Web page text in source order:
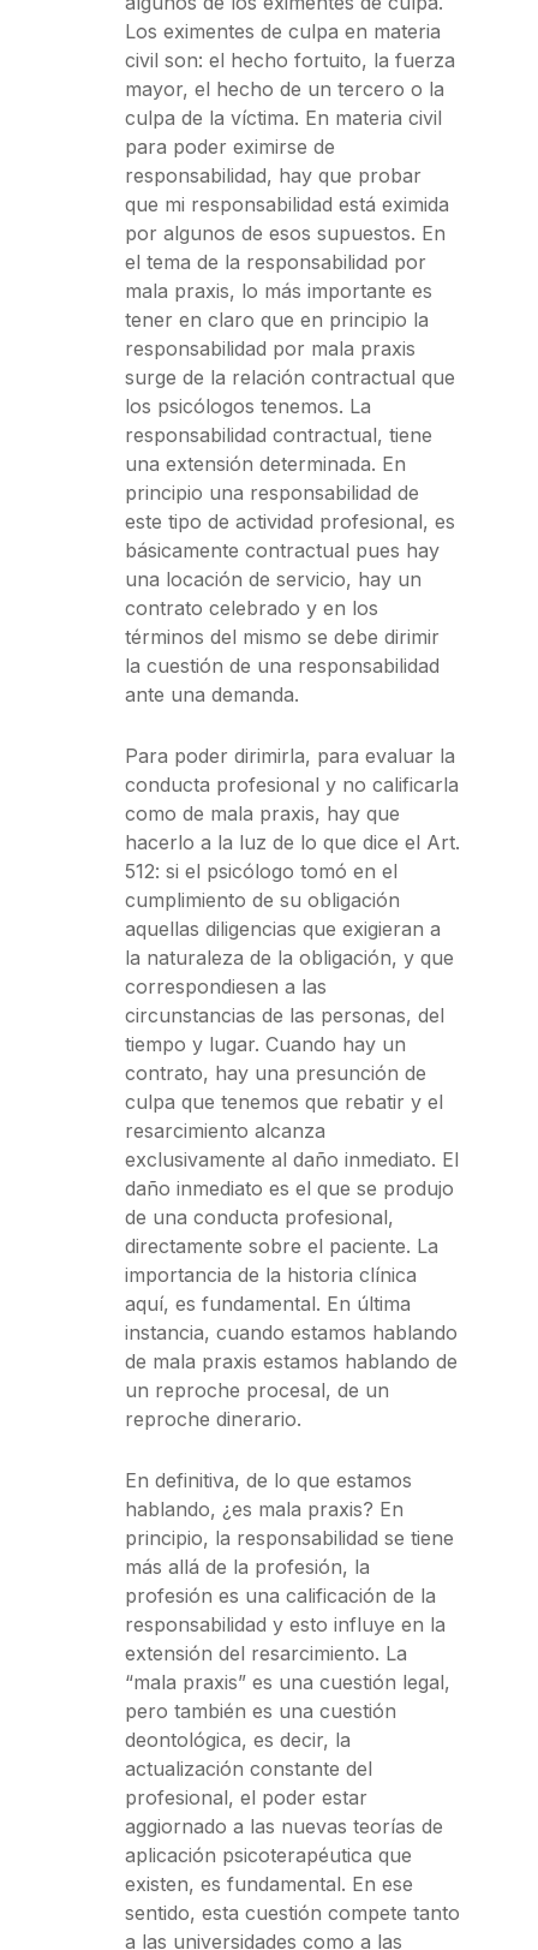
Los eximentes de culpa en materia
civil son: el hecho fortuito, la fuerza
mayor, el hecho de un tercero o la
culpa de la víctima. En materia civil
para poder eximirse de
responsabilidad, hay que probar
que mi responsabilidad está eximida
por algunos de esos supuestos. En
el tema de la responsabilidad por
mala praxis, lo más importante es
tener en claro que en principio la
responsabilidad por mala praxis
surge de la relación contractual que
los psicólogos tenemos. La
responsabilidad contractual, tiene
una extensión determinada. En
principio una responsabilidad de
este tipo de actividad profesional, es
básicamente contractual pues hay
una locación de servicio, hay un
contrato celebrado y en los
términos del mismo se debe dirimir
la cuestión de una responsabilidad
ante una demanda.
Para poder dirimirla, para evaluar la
conducta profesional y no calificarla
como de mala praxis, hay que
hacerlo a la luz de lo que dice el Art.
512: si el psicólogo tomó en el
cumplimiento de su obligación
aquellas diligencias que exigieran a
la naturaleza de la obligación, y que
correspondiesen a las
circunstancias de las personas, del
tiempo y lugar. Cuando hay un
contrato, hay una presunción de
culpa que tenemos que rebatir y el
resarcimiento alcanza
exclusivamente al daño inmediato. El
daño inmediato es el que se produjo
de una conducta profesional,
directamente sobre el paciente. La
importancia de la historia clínica
aquí, es fundamental. En última
instancia, cuando estamos hablando
de mala praxis estamos hablando de
un reproche procesal, de un
reproche dinerario.
En definitiva, de lo que estamos
hablando, ¿es mala praxis? En
principio, la responsabilidad se tiene
más allá de la profesión, la
profesión es una calificación de la
responsabilidad y esto influye en la
extensión del resarcimiento. La
“mala praxis” es una cuestión legal,
pero también es una cuestión
deontológica, es decir, la
actualización constante del
profesional, el poder estar
aggiornado a las nuevas teorías de
aplicación psicoterapéutica que
existen, es fundamental. En ese
sentido, esta cuestión compete tanto
a las universidades como a las